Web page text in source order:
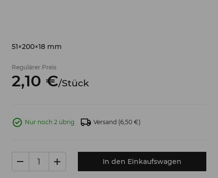
51×200×18 mm
Regulärer Preis
2,10 €/Stück
Nur noch 2 übrig Versand (6,50 €)
In den Einkaufswagen